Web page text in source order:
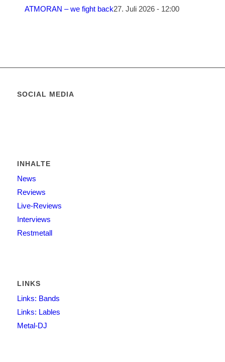
ATMORAN – we fight back27. Juli 2026 - 12:00
SOCIAL MEDIA
INHALTE
News
Reviews
Live-Reviews
Interviews
Restmetall
LINKS
Links: Bands
Links: Lables
Metal-DJ